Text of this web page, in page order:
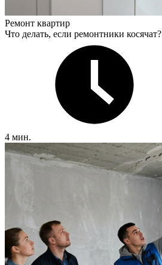
Ремонт квартир
Что делать, если ремонтники косячат?
4 мин.